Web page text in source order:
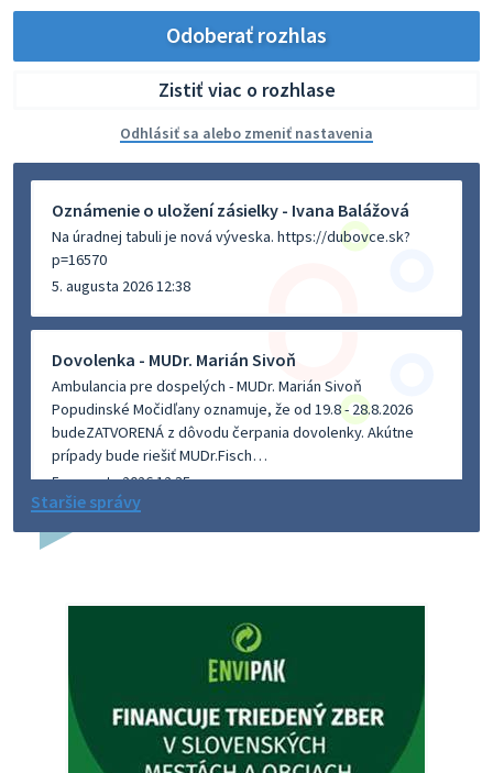
Odoberať rozhlas
Zistiť viac o rozhlase
Odhlásiť sa alebo zmeniť nastavenia
Oznámenie o uložení zásielky - Ivana Balážová
Na úradnej tabuli je nová výveska. https://dubovce.sk?
p=16570
5. augusta 2026 12:38
Dovolenka - MUDr. Marián Sivoň
Ambulancia pre dospelých - MUDr. Marián Sivoň
Popudinské Močidľany oznamuje, že od 19.8 - 28.8.2026
budeZATVORENÁ z dôvodu čerpania dovolenky. Akútne
prípady bude riešiť MUDr.Fisch…
5. augusta 2026 12:35
4. augusta 2026 15:30
Dnešný zvoz odpadu
Vážený občan, dnes 5. 8. sa zváža komunálny odpad.
5. augusta 2026 05:00
Staršie správy